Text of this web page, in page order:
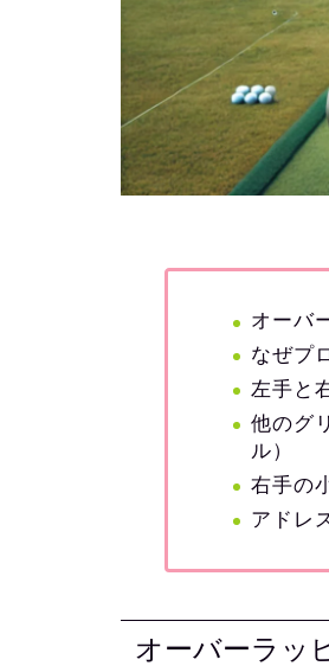
オーバ
なぜプ
左手と
他のグ
ル）
右手の
アドレ
オーバーラッ